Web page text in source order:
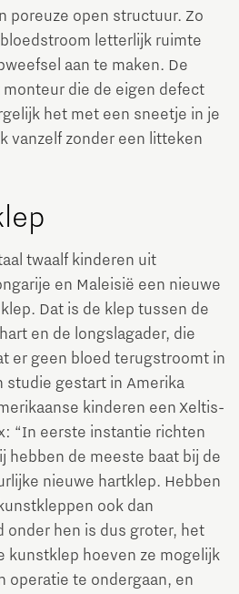
poreuze open structuur. Zo
letterlijk ruimte
aan te maken. De
die de eigen defect
het met een sneetje in je
vanzelf zonder een litteken
twaalf kinderen uit
en Maleisië een nieuwe
Dat is de klep tussen de
en de longslagader, die
er geen bloed terugstroomt in
studie gestart in Amerika
kinderen een Xeltis-
“In eerste instantie richten
hebben de meeste baat bij de
nieuwe hartklep. Hebben
ook dan
onder hen is dus groter, het
kunstklep hoeven ze mogelijk
operatie te ondergaan, en